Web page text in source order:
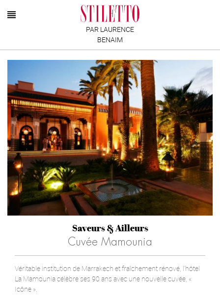
PAR LAURENCE
BENAIM
Saveurs & Ailleurs
Cuvée Mamounia
Véritable institution de Marrakech et fraîchement rénové, l’hôtel
La Mamounia célèbre ses 90 ans avec une nouvelle cuvée, «
Icône ».